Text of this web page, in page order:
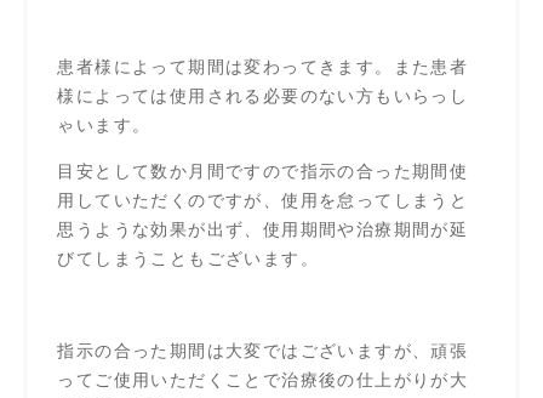
患者様によって期間は変わってきます。また患者
様によっては使用される必要のない方もいらっし
ゃいます。
目安として数か月間ですので指示の合った期間使
用していただくのですが、使用を怠ってしまうと
思うような効果が出ず、使用期間や治療期間が延
びてしまうこともございます。
指示の合った期間は大変ではございますが、頑張
ってご使用いただくことで治療後の仕上がりが大